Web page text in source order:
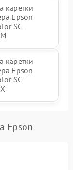
каретки
Epson
SC-
каретки
Epson
SC-
Epson